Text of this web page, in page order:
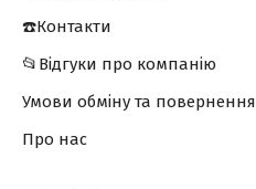
☎️Контакти
📂Відгуки про компанію
Умови обміну та повернення
Про нас